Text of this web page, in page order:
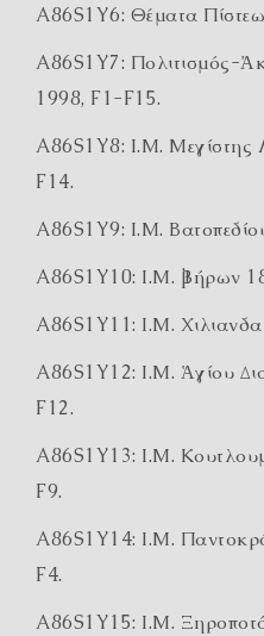
A86S1Y6: Θέματα
A86S1Y7: Πολιτισμός-
1998, F1-F15.
A86S1Y8: Ι.Μ.
F14.
A86S1Y9: Ι.Μ.
A86S1Y10: Ι.Μ. Ἰβήρων
A86S1Y11: Ι.Μ.
A86S1Y12: Ι.Μ. Ἁγίου
F12.
A86S1Y13: Ι.Μ.
F9.
A86S1Y14: Ι.Μ.
F4.
A86S1Y15: Ι.Μ.